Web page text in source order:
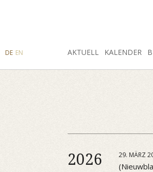
AKTUELL KALENDER
FACEBOOK
INSTAGRAM
SUCHE
DE EN
2026 29. MÄRZ